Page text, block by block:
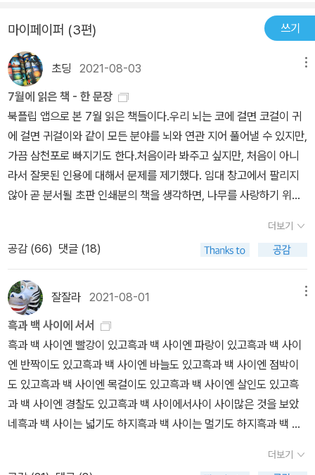
으로 <크레용이 돌아왔어>도 있다.
마이페이퍼 (3편) 쓰기
초딩 2021-08-03
7월에 읽은 책 - 한 문장
북플립 앱으로 본 7월 읽은 책들이다.우리 뇌는 코에 걸면 코걸이 귀
에 걸면 귀걸이와 같이 모든 분야를 뇌와 연관 지어 풀어낼 수 있지만,
가끔 삼천포로 빠지기도 한다.처음이라 봐주고 싶지만, 처음이 아니
라서 잘못된 인용에 대해서 문제를 제기했다. 임대 창고에서 팔리지
않아 곧 분서될 초판 인쇄분의 책을 생각하면, 나무를 사랑하기 위해
다. 이것은 바보 같아서 불안한 우리 모두의 이야기이다. 이 한 권의
책으로 저자의 해박함을 담기는 벅찬데도, 개인사까지 더하려니 지면
이 한없이 부족하다. 이 또한 따뜻한 빵을 건넨다. (ref. 대성당)문동
의 표지가 셰익스피어의 격을 가장 잘 표현한 표지 중의 하나가 아닐
까.로맹 가리의 머릿속을 들어가 볼 수 있지만, 주의를 요한다.종이책
으로 꼭 가지고 싶지만, 아이패드 에어4도 이 귀여운 아이들을 한껏
느낄 수 있다.일단, 교보문고 핫트랙스에 가서 좀 예쁜 크레용들을 사
서 곁에 두고 그들처럼 편지를 솔직하게 쓰고 싶다. 20여 권이 모두
칼같이 90페이지라 경이롭다. 드래곤 이름 X 드래곤 특징 X 드래곤
스킬 X 드래곤 마스트 이름 X 드래곤 마스트 특징 X 주인공 드래곤들
의 이야기 = 치매 예방 스프링 드래곤이 생명을 자라게 해서 땅을 치
더보기
공감 (66) 댓글 (18)
잘잘라 2021-08-01
흑과 백 사이에 서서
흑과 백 사이엔 빨강이 있고흑과 백 사이엔 파랑이 있고흑과 백 사이
엔 반짝이도 있고흑과 백 사이엔 바늘도 있고흑과 백 사이엔 점박이
도 있고흑과 백 사이엔 목걸이도 있고흑과 백 사이엔 살인도 있고흑
과 백 사이엔 경찰도 있고흑과 백 사이에서사이 사이많은 것을 보았
네흑과 백 사이는 넓기도 하지흑과 백 사이는 멀기도 하지흑과 백 사
라》를 봤다. 재밌다. 지난주 내내 가방에 『런던은 건축』을 들고 다니
더보기